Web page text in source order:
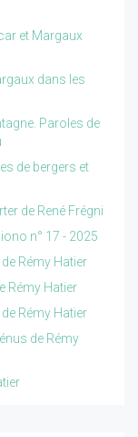
et Margaux
dans les
Paroles de
de bergers et
de René Frégni
n° 17 - 2025
de Rémy Hatier
Rémy Hatier
de Rémy Hatier
de Rémy